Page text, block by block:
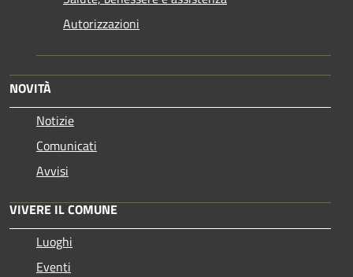
Autorizzazioni
NOVITÀ
Notizie
Comunicati
Avvisi
VIVERE IL COMUNE
Luoghi
Eventi